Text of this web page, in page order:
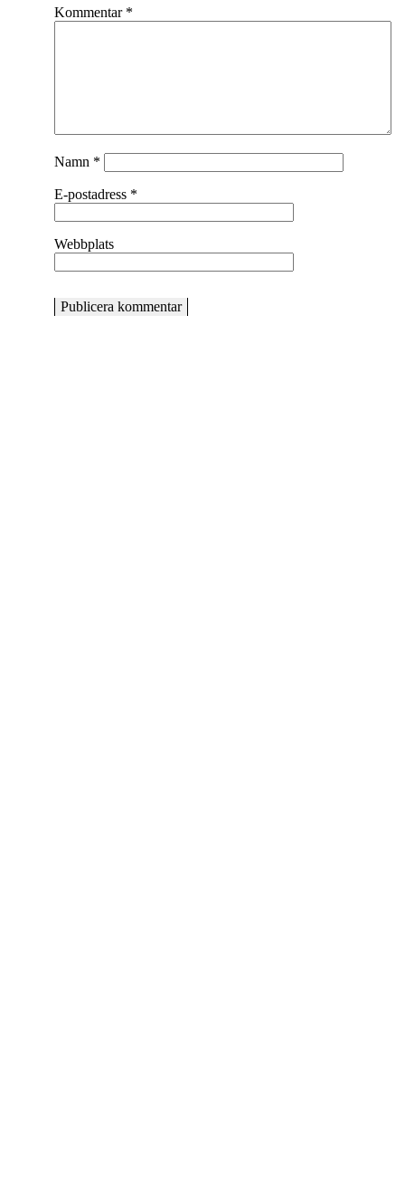
Kommentar *
Namn *
E-postadress *
Webbplats